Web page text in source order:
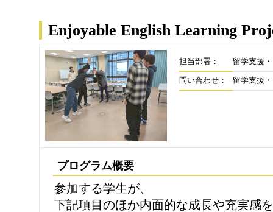
Enjoyable English Learning
担当部署： 留学支援
問い合わせ： 留学支援
プログラム概要
参加する学生が、
下記項目のほか内面的な成長や充実感